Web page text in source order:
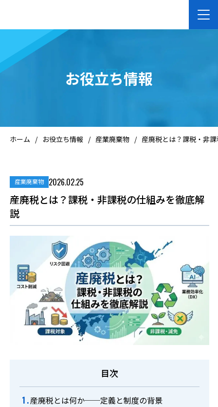
ホーム
企業向けサービス
お知らせ
お役立ち情報
よくあるご質問
料金表
INFO
お役立ち情報
ホーム / お役立ち情報 / 産業廃棄物 / 産廃税とは？課税・非
産業廃棄物 2026.02.25
産廃税とは？課税・非課税の仕組みを徹底解
説
目次
産廃税とは何か──定義と制度の背景